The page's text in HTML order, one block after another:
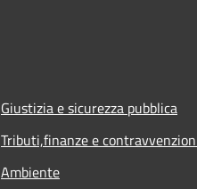
Giustizia e sicurezza pubblica
Tributi,finanze e
Ambiente